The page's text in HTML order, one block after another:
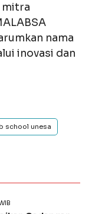
mitra
nama
inovasi dan
school unesa